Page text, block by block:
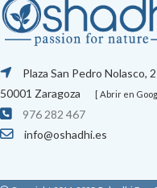
Plaza San Pedro Nolasco, 2
50001 Zaragoza
[ Abrir en
976 282 467
info@oshadhi.es